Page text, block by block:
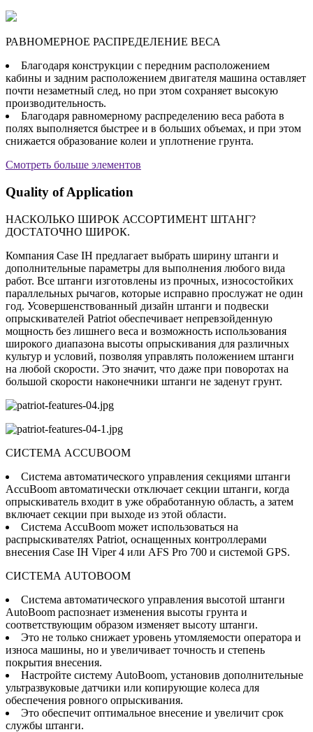
РАВНОМЕРНОЕ РАСПРЕДЕЛЕНИЕ ВЕСА
Благодаря конструкции с передним расположением
кабины и задним расположением двигателя машина оставляет
почти незаметный след, но при этом сохраняет высокую
производительность.
Благодаря равномерному распределению веса работа в
полях выполняется быстрее и в больших объемах, и при этом
снижается образование колеи и уплотнение грунта.
Смотреть больше элементов
Quality of Application
НАСКОЛЬКО ШИРОК АССОРТИМЕНТ ШТАНГ?
ДОСТАТОЧНО ШИРОК.
Компания Case IH предлагает выбрать ширину штанги и
дополнительные параметры для выполнения любого вида
работ. Все штанги изготовлены из прочных, износостойких
параллельных рычагов, которые исправно прослужат не один
год. Усовершенствованный дизайн штанги и подвески
опрыскивателей Patriot обеспечивает непревзойденную
мощность без лишнего веса и возможность использования
широкого диапазона высоты опрыскивания для различных
культур и условий, позволяя управлять положением штанги
на любой скорости. Это значит, что даже при поворотах на
большой скорости наконечники штанги не заденут грунт.
СИСТЕМА ACCUBOOM
Система автоматического управления секциями штанги
AccuBoom автоматически отключает секции штанги, когда
опрыскиватель входит в уже обработанную область, а затем
включает секции при выходе из этой области.
Система AccuBoom может использоваться на
распрыскивателях Patriot, оснащенных контроллерами
внесения Case IH Viper 4 или AFS Pro 700 и системой GPS.
СИСТЕМА AUTOBOOM
Система автоматического управления высотой штанги
AutoBoom распознает изменения высоты грунта и
соответствующим образом изменяет высоту штанги.
Это не только снижает уровень утомляемости оператора и
износа машины, но и увеличивает точность и степень
покрытия внесения.
Настройте систему AutoBoom, установив дополнительные
ультразвуковые датчики или копирующие колеса для
обеспечения ровного опрыскивания.
Это обеспечит оптимальное внесение и увеличит срок
службы штанги.